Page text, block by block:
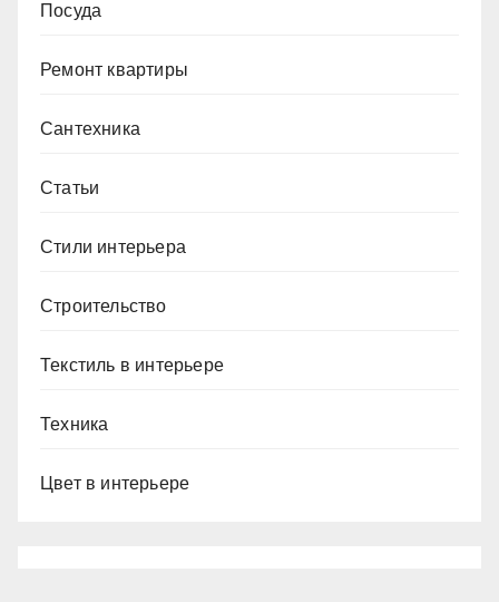
Посуда
Ремонт квартиры
Сантехника
Статьи
Стили интерьера
Строительство
Текстиль в интерьере
Техника
Цвет в интерьере